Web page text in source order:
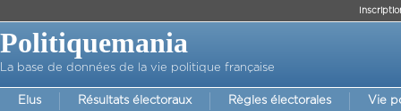
Politiquemania
La base de données de la vie politique française
Elus Résultats électoraux Règles électorales Vie